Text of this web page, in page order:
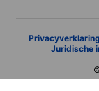
Privacyverklaring
Juridische